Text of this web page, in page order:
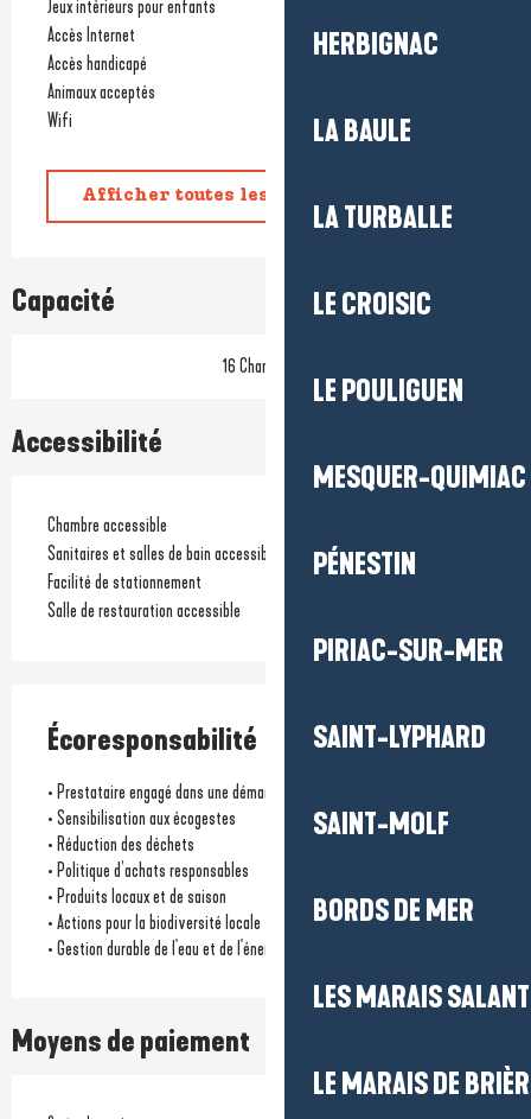
HERBIGNAC
LA BAULE
LA TURBALLE
LE CROISIC
LE POULIGUEN
MESQUER-QUIMIAC
PÉNESTIN
PIRIAC-SUR-MER
SAINT-LYPHARD
SAINT-MOLF
BORDS DE MER
LES MARAIS
LE MARAIS DE
Jeux intérieurs pour enfants
Accès Internet
Accès handicapé
Animaux acceptés
Wifi
Afficher toutes les prestations
Capacité
16 Chambre(s)
Accessibilité
Chambre accessible
Sanitaires et salles de bain accessibles
Facilité de stationnement
Salle de restauration accessible
Écoresponsabilité
• Prestataire engagé dans une démarche environnementale
• Sensibilisation aux écogestes
• Réduction des déchets
• Politique d’achats responsables
• Produits locaux et de saison
• Actions pour la biodiversité locale
• Gestion durable de l'eau et de l'énergie
Moyens de paiement